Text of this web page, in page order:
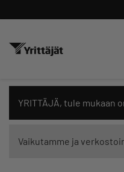
YRITTÄJÄ, tule mukaan
Vaikutamme ja
Hae